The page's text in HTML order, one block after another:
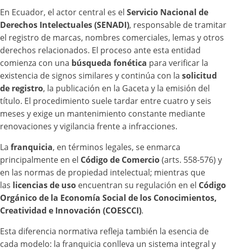
En Ecuador, el actor central es el Servicio Nacional de
Derechos Intelectuales (SENADI), responsable de tramitar
el registro de marcas, nombres comerciales, lemas y otros
derechos relacionados. El proceso ante esta entidad
comienza con una búsqueda fonética para verificar la
existencia de signos similares y continúa con la solicitud
de registro, la publicación en la Gaceta y la emisión del
título. El procedimiento suele tardar entre cuatro y seis
meses y exige un mantenimiento constante mediante
renovaciones y vigilancia frente a infracciones.
La franquicia, en términos legales, se enmarca
principalmente en el Código de Comercio(arts. 558-576) y
en las normas de propiedad intelectual; mientras que
las licencias de uso encuentran su regulación en el Código
Orgánico de la Economía Social de los Conocimientos,
Creatividad e Innovación (COESCCI).
Esta diferencia normativa refleja también la esencia de
cada modelo: la franquicia conlleva un sistema integral y